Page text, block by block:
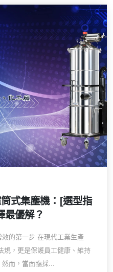
式集塵機：[選型指
最優解？
的第一步 在現代工業生產
規，更是保護員工健康、維持
而，當面臨採...